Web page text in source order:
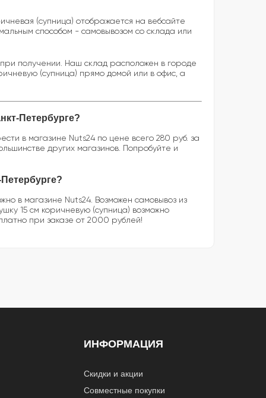
(супница) отображается на вебсайте
способом - самовывозом со склада или
получении. Наш склад расположен в городе
(супница) прямо домой или в офис, а
Петербурге?
в магазине Nuts24 по цене всего 280 руб. за
других магазинов. Попробуйте и
в магазине Nuts24. Возможен самовывоз из
15 см коричневую (супница) возможно
при заказе от 2000 рублей!
ИНФОРМАЦИЯ
Скидки и акции
Совместные покупки